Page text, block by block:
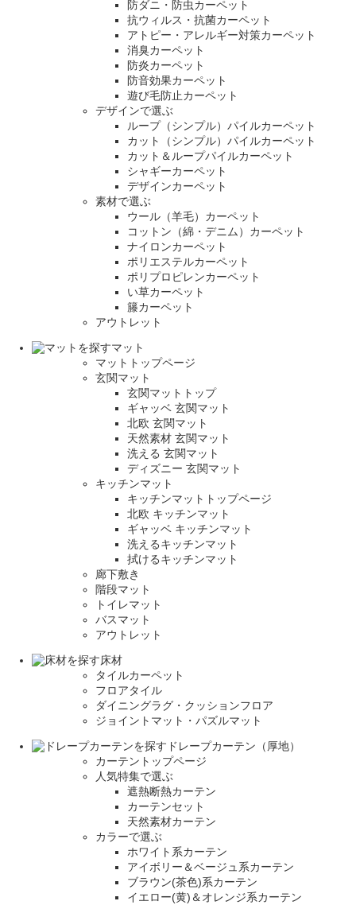
防ダニ・防虫カーペット
抗ウィルス・抗菌カーペット
アトピー・アレルギー対策カーペット
消臭カーペット
防炎カーペット
防音効果カーペット
遊び毛防止カーペット
デザインで選ぶ
ループ（シンプル）パイルカーペット
カット（シンプル）パイルカーペット
カット＆ループパイルカーペット
シャギーカーペット
デザインカーペット
素材で選ぶ
ウール（羊毛）カーペット
コットン（綿・デニム）カーペット
ナイロンカーペット
ポリエステルカーペット
ポリプロピレンカーペット
い草カーペット
籐カーペット
アウトレット
マット
マットトップページ
玄関マット
玄関マットトップ
ギャッベ 玄関マット
北欧 玄関マット
天然素材 玄関マット
洗える 玄関マット
ディズニー 玄関マット
キッチンマット
キッチンマットトップページ
北欧 キッチンマット
ギャッベ キッチンマット
洗えるキッチンマット
拭けるキッチンマット
廊下敷き
階段マット
トイレマット
バスマット
アウトレット
床材
タイルカーペット
フロアタイル
ダイニングラグ・クッションフロア
ジョイントマット・パズルマット
ドレープカーテン（厚地）
カーテントップページ
人気特集で選ぶ
遮熱断熱カーテン
カーテンセット
天然素材カーテン
カラーで選ぶ
ホワイト系カーテン
アイボリー＆ベージュ系カーテン
ブラウン(茶色)系カーテン
イエロー(黄)＆オレンジ系カーテン